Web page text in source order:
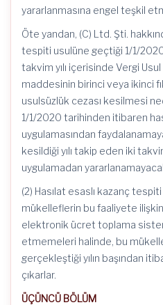
yararlanmasına engel teşkil
Öte yandan, (C) Ltd. Şti.
tespiti usulüne geçtiği 1/1/
takvim yılı içerisinde Vergi
maddesinin birinci veya ikinci
usulsüzlük cezası kesilmesi
1/1/2020 tarihinden itibaren
uygulamasından
kesildiği yılı takip eden iki
uygulamadan
(2) Hasılat esaslı kazanç
mükelleflerin bu faaliyete ilişkin
elektronik ücret toplama
etmemeleri halinde, bu
gerçekleştiği yılın başından
çıkarlar.
ÜÇÜNCÜ BÖLÜM